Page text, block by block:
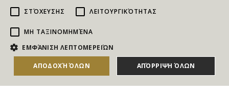
NEWSLETTER
Για να ενημερώνεστε άμεσα για τους Διαγωνισμούς, τα
Δώρα, τις Νέες Προσφορές & τις Νέες Δωροεπιταγές
ΣΤΌΧΕΥΣΗΣ ΛΕΙΤΟΥΡΓΙΚΌΤΗΤΑΣ
ΜΗ ΤΑΞΙΝΟΜΗΜΈΝΑ
ΕΜΦΆΝΙΣΗ ΛΕΠΤΟΜΕΡΕΙΏΝ
ΑΠΟΔΟΧΉ ΌΛΩΝ ΑΠΌΡΡΙΨΗ ΌΛΩΝ